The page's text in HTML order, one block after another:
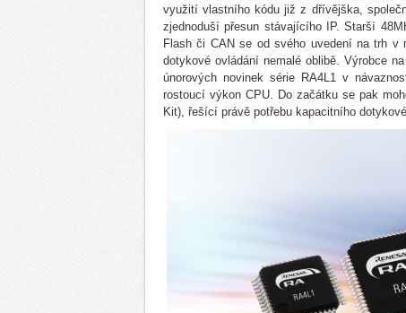
využití vlastního kódu již z dřívějška,
zjednoduší přesun stávajícího IP. Starší
Flash či CAN se od svého uvedení na trh
dotykové ovládání nemalé oblibě. Výrobce
únorových novinek série RA4L1 v
rostoucí výkon CPU. Do začátku se pak
Kit), řešící právě potřebu kapacitního